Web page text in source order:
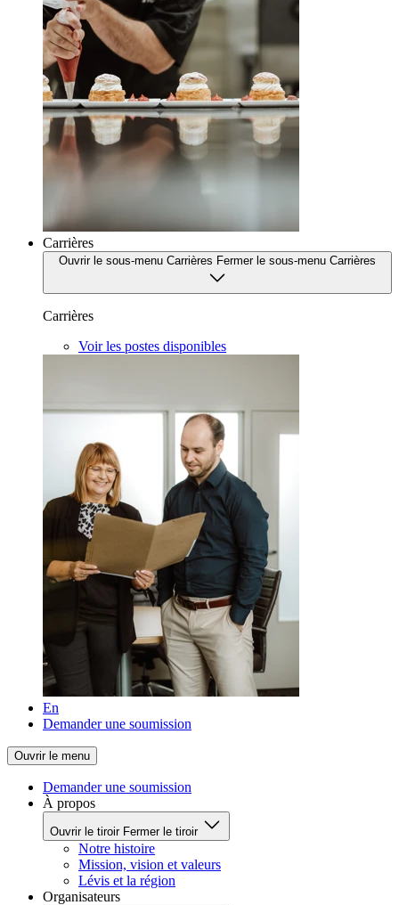
Carrières
Ouvrir le sous-menu Carrières Fermer le sous-menu Carrières
Carrières
Voir les postes disponibles
En
Demander une soumission
Ouvrir le menu
Demander une soumission
À propos
Ouvrir le tiroir Fermer le tiroir
Notre histoire
Mission, vision et valeurs
Lévis et la région
Organisateurs